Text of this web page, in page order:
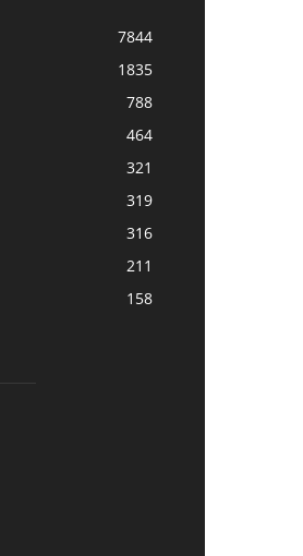
7844
1835
788
464
321
319
316
211
158